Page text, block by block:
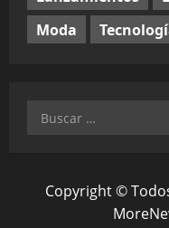
Moda
Buscar:
Copyright ©